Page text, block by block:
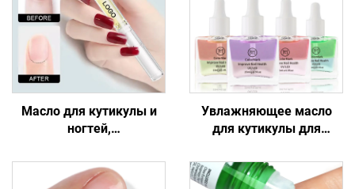
Масло для кутикулы и
ногтей,
увлажняющая формула
Увлажняющее масло
для кутикулы для